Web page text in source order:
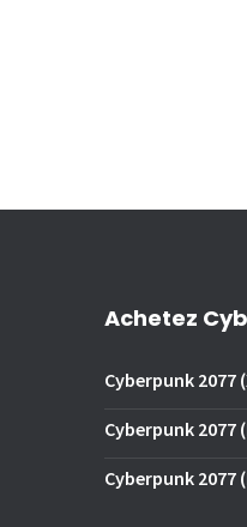
Achetez
Cyberpunk 2077
Cyberpunk 2077
Cyberpunk 2077